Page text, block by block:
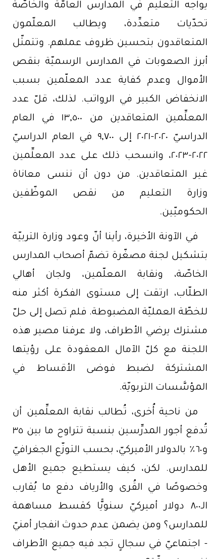
يواجه التعليم في المدارس العامّة والخاصّة
تحدّيات متعدِّدة، ويطالب المعلّمون
المتعاقدون بتحسين ظروف عملهم. وتتمثّل
أبرز الصعوبات في المدارس الرسميّة بنقص
الأموال وعدم كفاية عدد المعلّمين بسبب
الانخفاض الكبير في الرواتب. لذلك، قلّ عدد
المعلِّمين المتعاقدين من ١٣,٥٠٠ في العام
الدراسيّ ٢٠٢٠-٢٠٢١ إلى ٩,٧٠٠ في العام الدراسيّ
٢٠٢٢-٢٠٢٣، وانسحب ذلك على عدد المعلِّمين
غير المتعاقدين. من دون أن ننسى معاناة
وزارة التعليم من نقص الموظّفين
الحكوميّين.
في الآونة الأخيرة، رأينا أنّ وعود وزارة التربيّة
بتشكيل لجنة مصغّرة تضمّ أصحاب المدارس
الخاصّة، ونقابة المعلّمين، ولجان أهالي
الطلّاب، ارتقت إلى مستوى الفكرة أكثر منه
للخطّة العمليّة المضبوطة. فلم تصل إلى حلّ
مشترك يرضي الأطراف، ولا عرفنا مصير هذه
اللجنة مع كلّ الآمال المعقودة على رؤيتها
المشتركة لضبط فوضى الأقساط في
المؤسَّسات التربويّة.
من ناحية أُخرى، تُطالب نقابة المعلِّمين أن
تُدفع أجور المدرِّسين بنسبة تتراوح ما بين ٣٥
و٦٠٪ بالدولار الأميركيّ، بحسب التوزّع الجغرافيّ
للمدارس. لكن، كيف يستطيع جميع الأهل
وخصوصًا في القُرى والأرياف دفع ما يُقارب
الـ٨٠٠ دولار أميركيّ سنويًّا كقسط مساهمة
للمدارس؟ ومن يضمن عدم حدوث انفجار أمنيّ
- اجتماعيّ في سجالٍ تجد فيه جميع الأطراف